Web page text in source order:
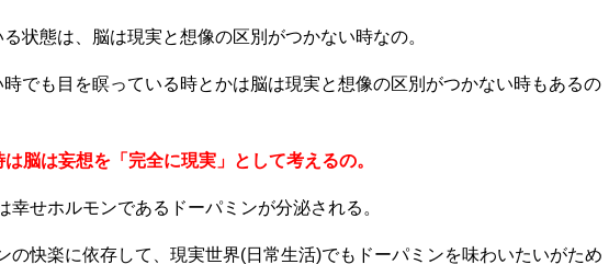
状態は、脳は現実と想像の区別がつかない時なの。
でも目を瞑っている時とかは脳は現実と想像の区別がつかない時もあるの
脳は妄想を「完全に現実」として考えるの。
幸せホルモンであるドーパミンが分泌される。
の快楽に依存して、現実世界(日常生活)でもドーパミンを味わいたいがため